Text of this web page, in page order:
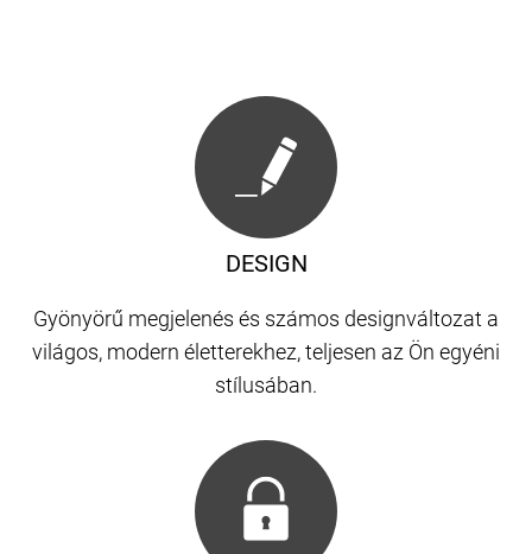
DESIGN
Gyönyörű megjelenés és számos designváltozat a
világos, modern életterekhez, teljesen az Ön egyéni
stílusában.